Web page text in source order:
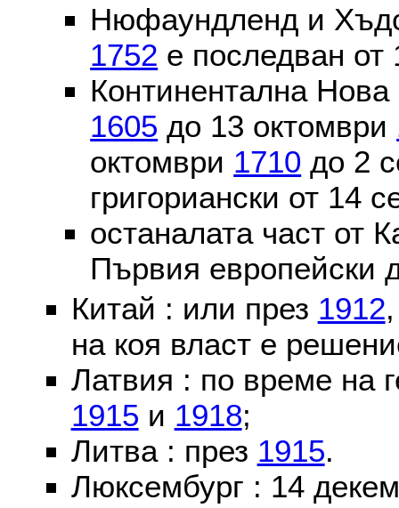
Нюфаундленд и
1752 е последван от
Континентална
1605 до 13 октомври
октомври 1710 до 2
григориански от 14
останалата част от
Първия европейски
Китай : или през 1912
на коя власт е
Латвия : по време на
1915 и 1918;
Литва : през 1915.
Люксембург : 14